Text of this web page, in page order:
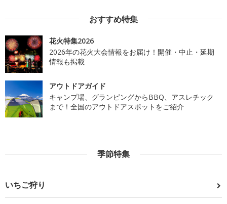
おすすめ特集
花火特集2026
2026年の花火大会情報をお届け！開催・中止・延期
情報も掲載
アウトドアガイド
キャンプ場、グランピングからBBQ、アスレチック
まで！全国のアウトドアスポットをご紹介
季節特集
いちご狩り